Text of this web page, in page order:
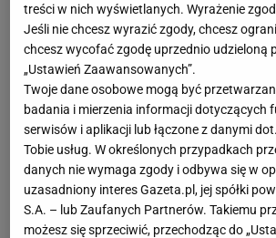
natomiast pozostali o dalsze
zmaganiach nie zabrakło
reprezentowały: Komenda
Radomiu oraz Areszt Śledczy,
meczuinauguracyjnym pokonał
Straży Pożarnej z Łodzi 2:1. - Te
spotkały się również wmeczu
razem lepsza okazała się drużyna z
pokonując zespól AŚ z Radomia 2:1
treści w nich wyświetlanych. Wyrażenie
Jeśli nie chcesz wyrazić zgody, chcesz
chcesz wycofać zgodę uprzednio udzieloną
„Ustawień Zaawansowanych”.
Twoje dane osobowe mogą być
badania i mierzenia informacji dotyczących
serwisów i aplikacji lub łączone z danymi
Tobie usług. W określonych przypadkach
danych nie wymaga zgody i odbywa się w
uzasadniony interes Gazeta.pl, jej spółki
S.A. – lub Zaufanych Partnerów. Takiemu
możesz się sprzeciwić, przechodząc do